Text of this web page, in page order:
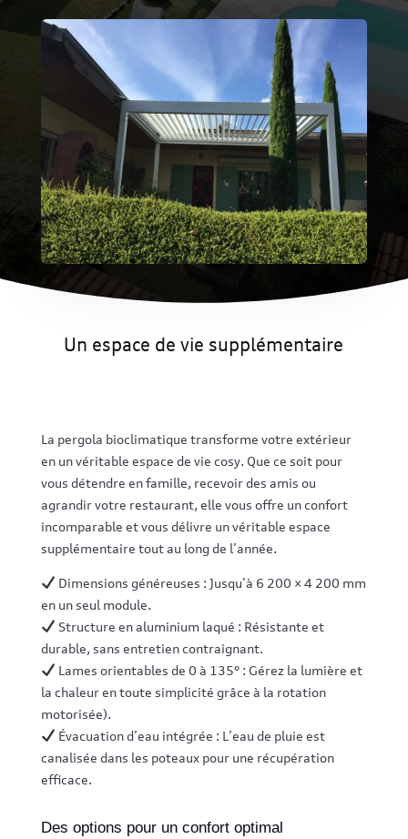
Un espace de vie supplémentaire
La pergola bioclimatique transforme votre extérieur
en un véritable espace de vie cosy. Que ce soit pour
vous détendre en famille, recevoir des amis ou
agrandir votre restaurant, elle vous offre un confort
incomparable et vous délivre un véritable espace
supplémentaire tout au long de l’année.
Dimensions généreuses : Jusqu’à 6 200 × 4 200 mm
en un seul module.
Structure en aluminium laqué : Résistante et
durable, sans entretien contraignant.
Lames orientables de 0 à 135° : Gérez la lumière et
la chaleur en toute simplicité grâce à la rotation
motorisée).
Évacuation d’eau intégrée : L’eau de pluie est
canalisée dans les poteaux pour une récupération
efficace.
Des options pour un confort optimal